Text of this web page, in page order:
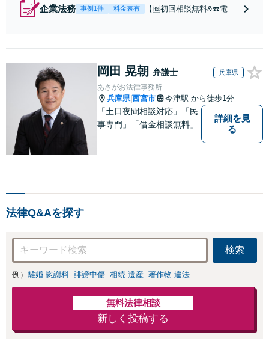
企業法務 事例1件 料金表有
【🆓初回相談無料&☎️電話
低コストではじめられるサ
ブスク型企業法務。経験豊
富な弁護士が丁寧に対応。
【神田駅4分】
岡田 晃朝 弁護士 兵庫県
あさがお法律事務所
兵庫県|西宮市 今津駅 から徒歩1分
「土日夜間相談対応」「民
事専門」「借金相談無料」
詳細を見
る
法律Q&Aを探す
検索
例） 離婚 慰謝料 誹謗中傷 相続 遺産 著作物 違法
無料法律相談
新しく投稿する